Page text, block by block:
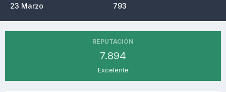
23 Marzo 793
REPUTACIÓN
7.894
Excelente